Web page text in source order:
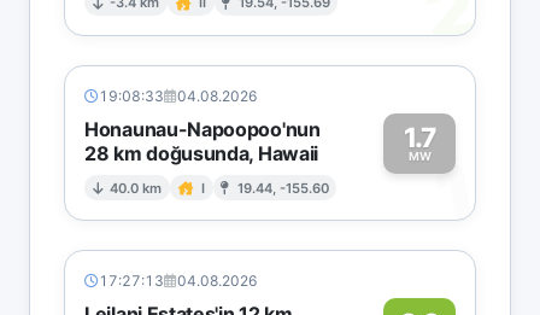
19:08:33 04.08.2026
Honaunau-Napoopoo'nun
28 km doğusunda, Hawaii
40.0 km I 19.44, -155.60
1.7
MW1
17:27:13 04.08.2026